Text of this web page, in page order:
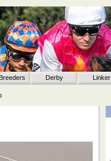
Derby Linker